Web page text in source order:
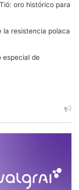
oro histórico para
la resistencia polaca
especial de